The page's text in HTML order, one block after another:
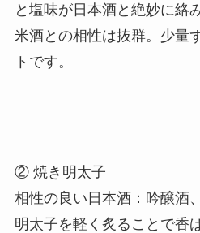
と塩味が日本酒と絶妙に絡
米酒との相性は抜群。少量
トです。
② 焼き明太子
相性の良い日本酒：吟醸酒
明太子を軽く炙ることで香